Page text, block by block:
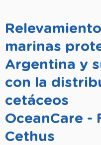
marinas
Argentina y
con la
cetáceos
OceanCare -
Cethus